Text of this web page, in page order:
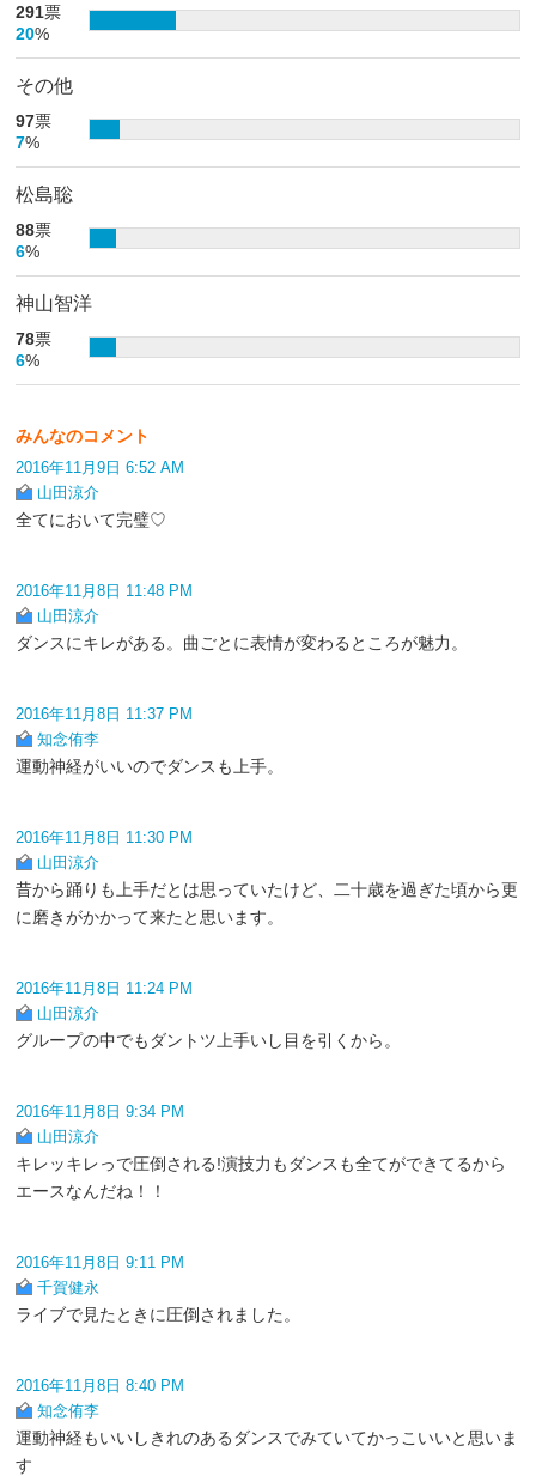
291票
20%
その他
97票
7%
松島聡
88票
6%
神山智洋
78票
6%
みんなのコメント
2016年11月9日 6:52 AM
山田涼介
全てにおいて完璧♡
2016年11月8日 11:48 PM
山田涼介
ダンスにキレがある。曲ごとに表情が変わるところが魅力。
2016年11月8日 11:37 PM
知念侑李
運動神経がいいのでダンスも上手。
2016年11月8日 11:30 PM
山田涼介
昔から踊りも上手だとは思っていたけど、二十歳を過ぎた頃から更
に磨きがかかって来たと思います。
2016年11月8日 11:24 PM
山田涼介
グループの中でもダントツ上手いし目を引くから。
2016年11月8日 9:34 PM
山田涼介
キレッキレっで圧倒される!演技力もダンスも全てができてるから
エースなんだね！！
2016年11月8日 9:11 PM
千賀健永
ライブで見たときに圧倒されました。
2016年11月8日 8:40 PM
知念侑李
運動神経もいいしきれのあるダンスでみていてかっこいいと思いま
す